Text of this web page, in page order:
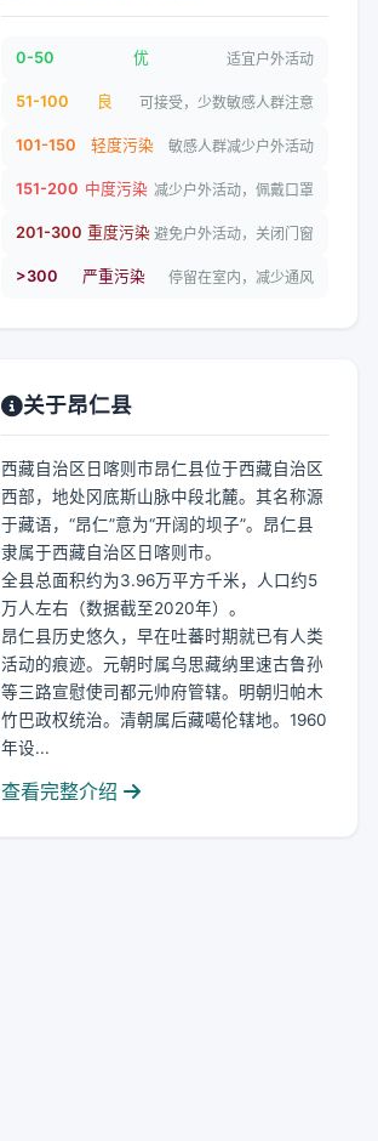
0-50 优 适宜户外活动
51-100 良 可接受，少数敏感人群注意
101-150 轻度污染 敏感人群减少户外活动
151-200 中度污染 减少户外活动，佩戴口罩
201-300 重度污染 避免户外活动，关闭门窗
>300 严重污染 停留在室内，减少通风
关于昂仁县
西藏自治区日喀则市昂仁县位于西藏自治区
西部，地处冈底斯山脉中段北麓。其名称源
于藏语，“昂仁”意为“开阔的坝子”。昂仁县
隶属于西藏自治区日喀则市。
全县总面积约为3.96万平方千米，人口约5
万人左右（数据截至2020年）。
昂仁县历史悠久，早在吐蕃时期就已有人类
活动的痕迹。元朝时属乌思藏纳里速古鲁孙
等三路宣慰使司都元帅府管辖。明朝归帕木
竹巴政权统治。清朝属后藏噶伦辖地。1960
年设...
查看完整介绍